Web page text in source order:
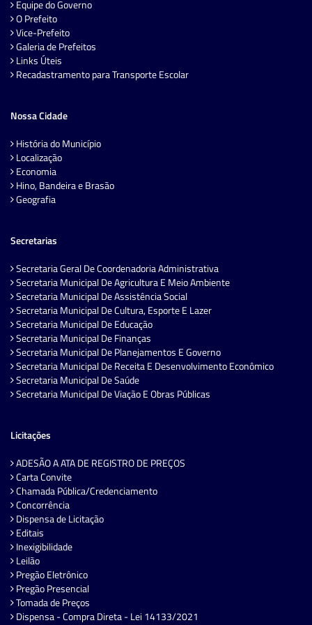
Equipe do Governo
O Prefeito
Vice-Prefeito
Galeria de Prefeitos
Links Úteis
Recadastramento para Transporte Escolar
Nossa Cidade
História do Município
Localização
Economia
Hino, Bandeira e Brasão
Geografia
Secretarias
Secretaria Geral De Coordenadoria Administrativa
Secretaria Municipal De Agricultura E Meio Ambiente
Secretaria Municipal De Assistência Social
Secretaria Municipal De Cultura, Esporte E Lazer
Secretaria Municipal De Educação
Secretaria Municipal De Finanças
Secretaria Municipal De Planejamentos E Governo
Secretaria Municipal De Receita E Desenvolvimento Econômico
Secretaria Municipal De Saúde
Secretaria Municipal De Viação E Obras Públicas
Licitações
ADESÃO A ATA DE REGISTRO DE PREÇOS
Carta Convite
Chamada Pública/Credenciamento
Concorrência
Dispensa de Licitação
Editais
Inexigibilidade
Leilão
Pregão Eletrônico
Pregão Presencial
Tomada de Preços
Dispensa - Compra Direta - Lei 14133/2021